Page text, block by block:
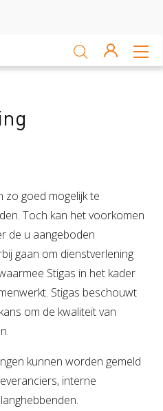
Bloembollenteelt en
(RIE)
Publicaties
Sluiten
zo goed mogelijk te
Toch kan het voorkomen
de u aangeboden
gaan om dienstverlening
Stigas in het kader
Stigas beschouwt
om de kwaliteit van
kunnen worden gemeld
interne